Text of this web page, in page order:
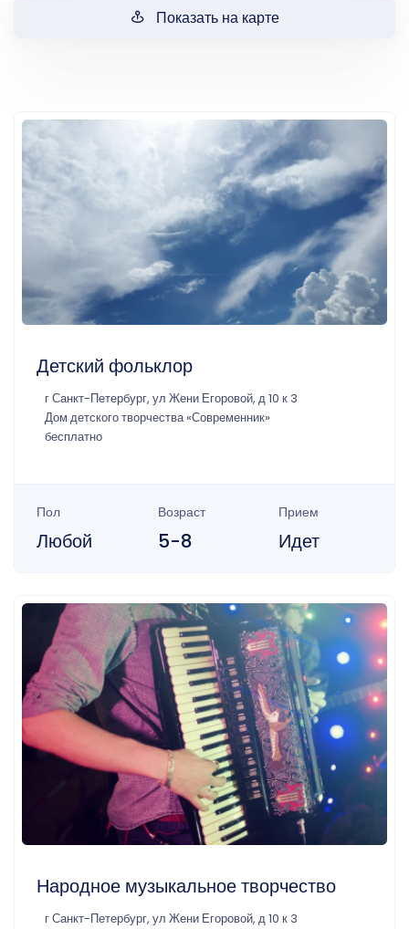
Показать на карте
Детский фольклор
г Санкт-Петербург, ул Жени Егоровой, д 10 к 3
Дом детского творчества «Современник»
бесплатно
Пол
Любой
Возраст
5-8
Прием
Идет
Народное музыкальное творчество
г Санкт-Петербург, ул Жени Егоровой, д 10 к 3